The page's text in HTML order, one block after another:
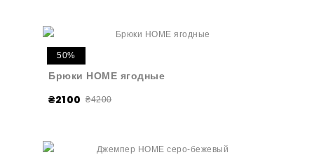
50%
Брюки HOME ягодные
₴2100 ₴4200